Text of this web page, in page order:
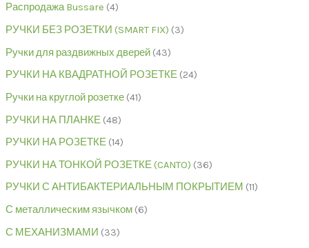
Распродажа Bussare 4
РУЧКИ БЕЗ РОЗЕТКИ (SMART FIX) 3
Ручки для раздвижных дверей 43
РУЧКИ НА КВАДРАТНОЙ РОЗЕТКЕ 24
Ручки на круглой розетке 41
РУЧКИ НА ПЛАНКЕ 48
РУЧКИ НА РОЗЕТКЕ 14
РУЧКИ НА ТОНКОЙ РОЗЕТКЕ (CANTO) 36
РУЧКИ С АНТИБАКТЕРИАЛЬНЫМ ПОКРЫТИЕМ 11
С металлическим язычком 6
С МЕХАНИЗМАМИ 33